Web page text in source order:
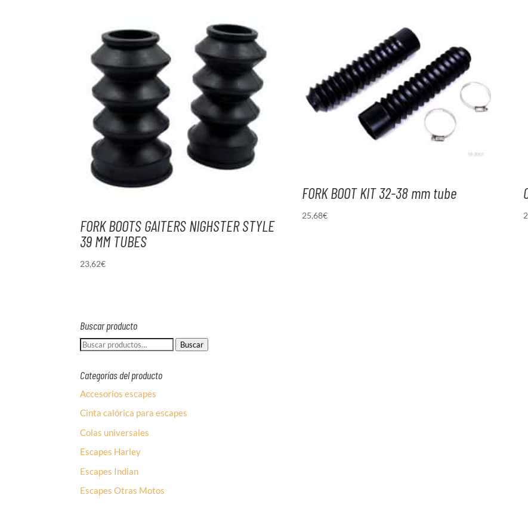
FORK BOOTS GAITERS NIGHSTER STYLE
39 MM TUBES
23,62€
FORK BOOT KIT 32-38 mm tube
25,68€
Buscar producto
Buscar
Buscar
Categorías del producto
Accesorios escapes
Cinta calórica para escapes
Colas universales
Escapes Harley
Escapes Indian
Escapes Otras Motos